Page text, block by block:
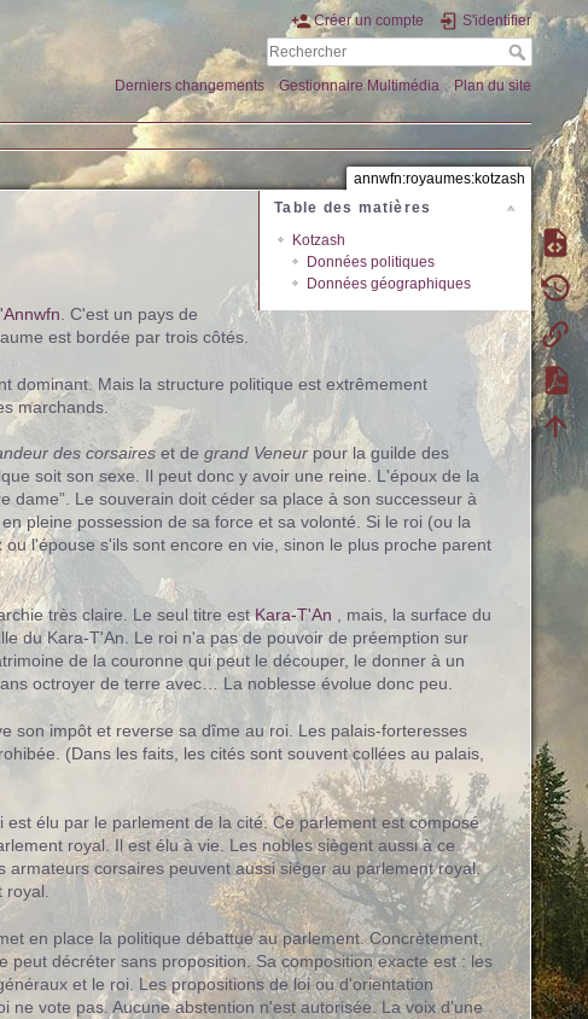
Créer un compte S'identifier
Derniers changements Gestionnaire Multimédia Plan du site
annwfn:royaumes:kotzash
Table des matières
Kotzash
Données politiques
Données géographiques
. C'est un pays de
est bordée par trois côtés.
dominant. Mais la structure politique est extrêmement
marchands.
des corsaires et de grand Veneur pour la guilde des
soit son sexe. Il peut donc y avoir une reine. L'époux de la
dame”. Le souverain doit céder sa place à son successeur à
pleine possession de sa force et sa volonté. Si le roi (ou la
l'épouse s'ils sont encore en vie, sinon le plus proche parent
très claire. Le seul titre estKara-T'An , mais, la surface du
du Kara-T'An. Le roi n'a pas de pouvoir de préemption sur
de la couronne qui peut le découper, le donner à un
octroyer de terre avec… La noblesse évolue donc peu.
son impôt et reverse sa dîme au roi. Les palais-forteresses
(Dans les faits, les cités sont souvent collées au palais,
élu par le parlement de la cité. Ce parlement est composé
royal. Il est élu à vie. Les nobles siègent aussi à ce
corsaires peuvent aussi siéger au parlement royal.
royal.
en place la politique débattue au parlement. Concrètement,
décréter sans proposition. Sa composition exacte est : les
et le roi. Les propositions de loi ou d'orientation
ne vote pas. Aucune abstention n'est autorisée. La voix d'une